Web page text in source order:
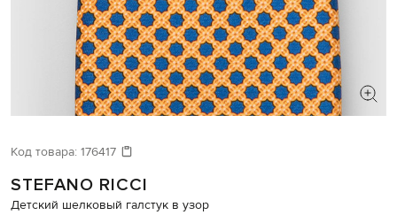
Код товара: 176417
STEFANO RICCI
Детский шелковый галстук в узор